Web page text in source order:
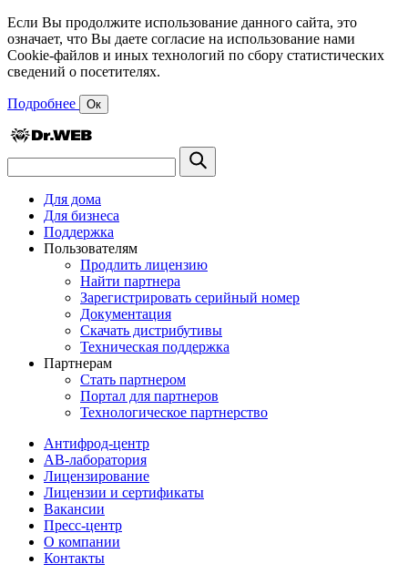
Если Вы продолжите использование данного сайта, это
означает, что Вы даете согласие на использование нами
Cookie-файлов и иных технологий по сбору статистических
сведений о посетителях.
Подробнее Ок
Для дома
Для бизнеса
Поддержка
Пользователям
Продлить лицензию
Найти партнера
Зарегистрировать серийный номер
Документация
Скачать дистрибутивы
Техническая поддержка
Партнерам
Стать партнером
Портал для партнеров
Технологическое партнерство
Антифрод-центр
АВ-лаборатория
Лицензирование
Лицензии и сертификаты
Вакансии
Пресс-центр
О компании
Контакты